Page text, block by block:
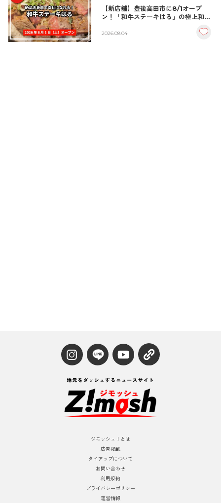
【新店舗】豊後高田市に8/1オープ
ン！「和牛ステーキはる」の極上和牛
2026.08.04
ジモッシュ！とは
広告掲載
タイアップについて
お問い合わせ
利用規約
プライバシーポリシー
運営情報